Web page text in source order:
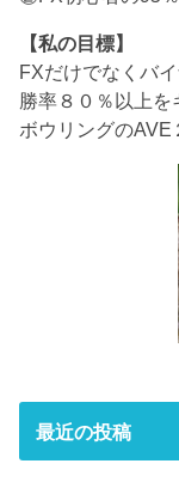
【私の目標】
FXだけでなくバ
勝率８０％以上を
ボウリングのAVE
最近の投稿